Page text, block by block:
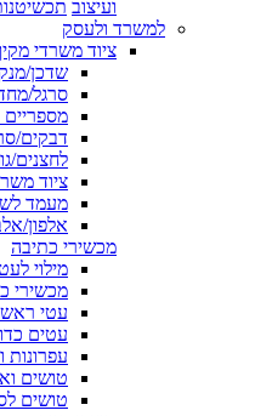
ועיצוב
למשרד ולעסק
ציוד משרדי
שדכן/
סרגל/
מספריים
דבקים/
לחצנים/
ציוד
מעמד
אלפון/
מכשירי כתיבה
מילוי
מכשירי
עטי
עטים
עפרונות
טושים
טושים